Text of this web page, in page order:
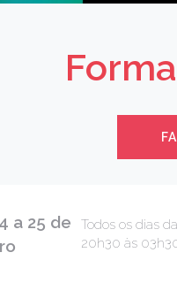
a 25 de
Todos os dias
20h30 às